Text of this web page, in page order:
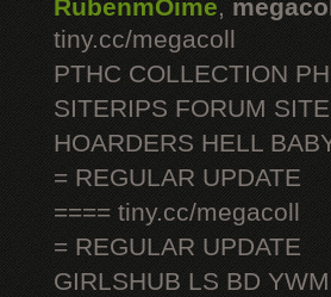
RubenmOime,
tiny.cc/megacoll
PTHC COLLECTION
SITERIPS FORUM
HOARDERS HELL
= REGULAR UPDATE
==== tiny.cc/megacoll
= REGULAR UPDATE
GIRLSHUB LS BD